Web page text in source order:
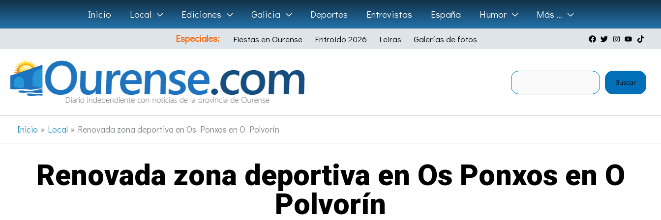
Ir
al
contenido
Inicio Local Ediciones Galicia Deportes Entrevistas España Humor
Más …
Especiales:
Fiestas en Ourense Entroido 2026 Leiras Galerías de fotos
Buscar
Inicio Local Renovada zona deportiva en Os Ponxos en O Polvorín
Renovada zona deportiva en Os Ponxos en O
Polvorín